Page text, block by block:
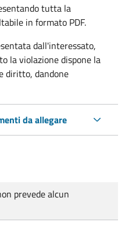
tutta la
in formato PDF.
dall'interessato,
la violazione dispone la
diritto, dandone
da allegare
prevede alcun